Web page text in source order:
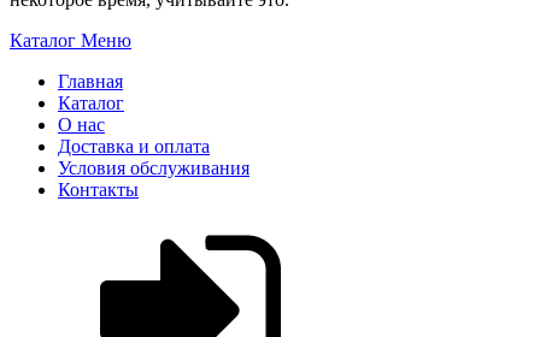
Каталог Меню
Главная
Каталог
О нас
Доставка и оплата
Условия обслуживания
Контакты